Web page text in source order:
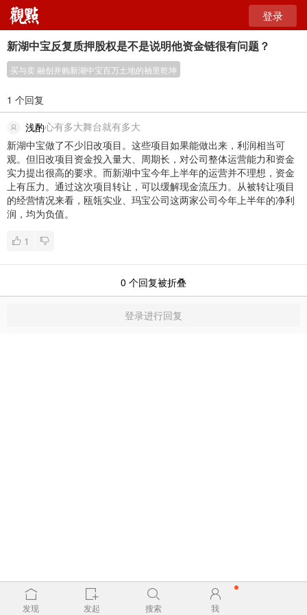
登录
新湖中宝反复质押股权是不是说明他资金链很有问题？
买与卖 融创并购新湖中宝百万土地的袖里乾坤
1 个回复
浅酌心有多大舞台就有多大
新湖中宝做了不少旧改项目。这些项目如果能做出来，利润相当可
观。但旧改项目资金投入量大、周期长，对公司整体运营能力和资金
实力提出很高的要求。而新湖中宝今年上半年的运营并不理想，资金
上有压力。通过这次项目转让，可以缓解现金流压力。从被转让项目
的经营情况来看，瓯瓴实业、玛宝公司这两家公司今年上半年的净利
润，均为负值。
1
0 个回复被折叠
登录进行回复
发现 发起 搜索 我